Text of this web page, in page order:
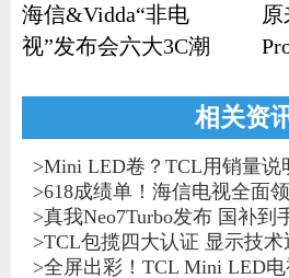
海信&Vidda“非电
视”发布会六大3C潮
相关资
>Mini LED卷？TCL用销量说
>618成绩单！海信电视全面
>真我Neo7Turbo发布 国补到
>TCL包揽四大认证 显示技术
>全屏出彩！TCL Mini LED